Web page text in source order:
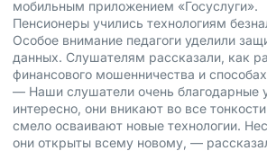
мобильным приложением «Госуслуги».
Пенсионеры учились технологиям
Особое внимание педагоги уделили
данных. Слушателям рассказали, как
финансового мошенничества и
— Наши слушатели очень благодарные
интересно, они вникают во все
смело осваивают новые технологии.
они открыты всему новому, —